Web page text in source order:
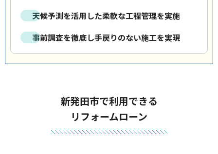
天候予測を活用した柔軟な工程管理を実施
事前調査を徹底し手戻りのない施工を実現
新発田市で利用できる
リフォームローン